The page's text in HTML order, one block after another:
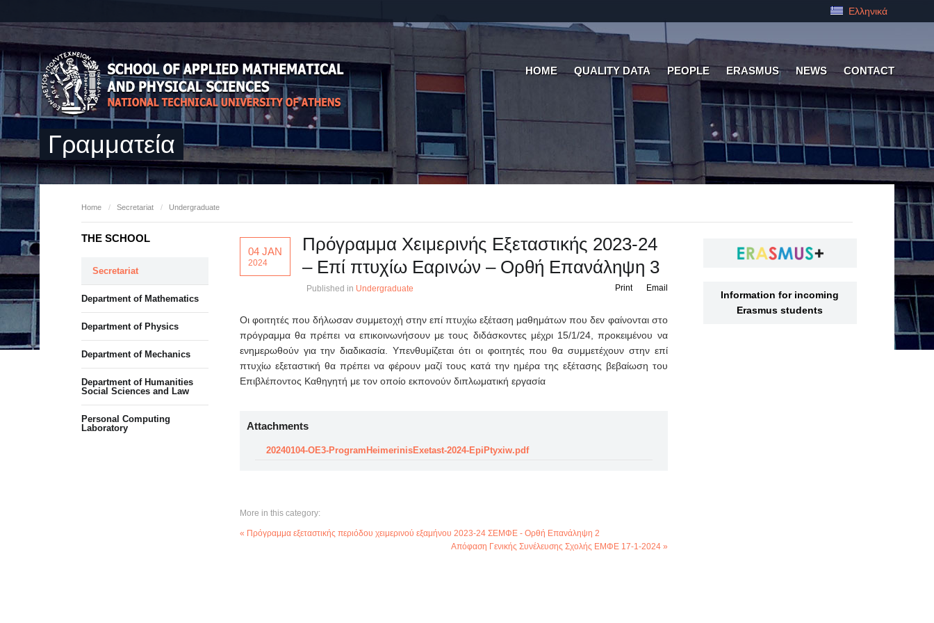
Ελληνικά
HOME QUALITY DATA PEOPLE ERASMUS NEWS CONTACT
Γραμματεία
Home / Secretariat / Undergraduate
04 JAN
2024
Πρόγραμμα Χειμερινής Εξεταστικής 2023-24
– Επί πτυχίω Εαρινών – Ορθή Επανάληψη 3
Published in Undergraduate Email
Print
Οι φοιτητές που δήλωσαν συμμετοχή στην επί πτυχίω εξέταση μαθημάτων που δεν φαίνονται στο
πρόγραμμα θα πρέπει να επικοινωνήσουν με τους διδάσκοντες μέχρι 15/1/24, προκειμένου να
ενημερωθούν για την διαδικασία. Υπενθυμίζεται ότι οι φοιτητές που θα συμμετέχουν στην επί
πτυχίω εξεταστική θα πρέπει να φέρουν μαζί τους κατά την ημέρα της εξέτασης βεβαίωση του
Επιβλέποντος Καθηγητή με τον οποίο εκπονούν διπλωματική εργασία
Attachments
20240104-OE3-ProgramHeimerinisExetast-2024-EpiPtyxiw.pdf
More in this category:
« Πρόγραμμα εξεταστικής περιόδου χειμερινού εξαμήνου 2023-24 ΣΕΜΦΕ - Ορθή Επανάληψη 2
Απόφαση Γενικής Συνέλευσης Σχολής ΕΜΦΕ 17-1-2024 »
THE SCHOOL
Secretariat
Department of Mathematics
Department of Physics
Department of Mechanics
Department of Humanities
Social Sciences and Law
Personal Computing
Laboratory
Information for incoming
Erasmus students